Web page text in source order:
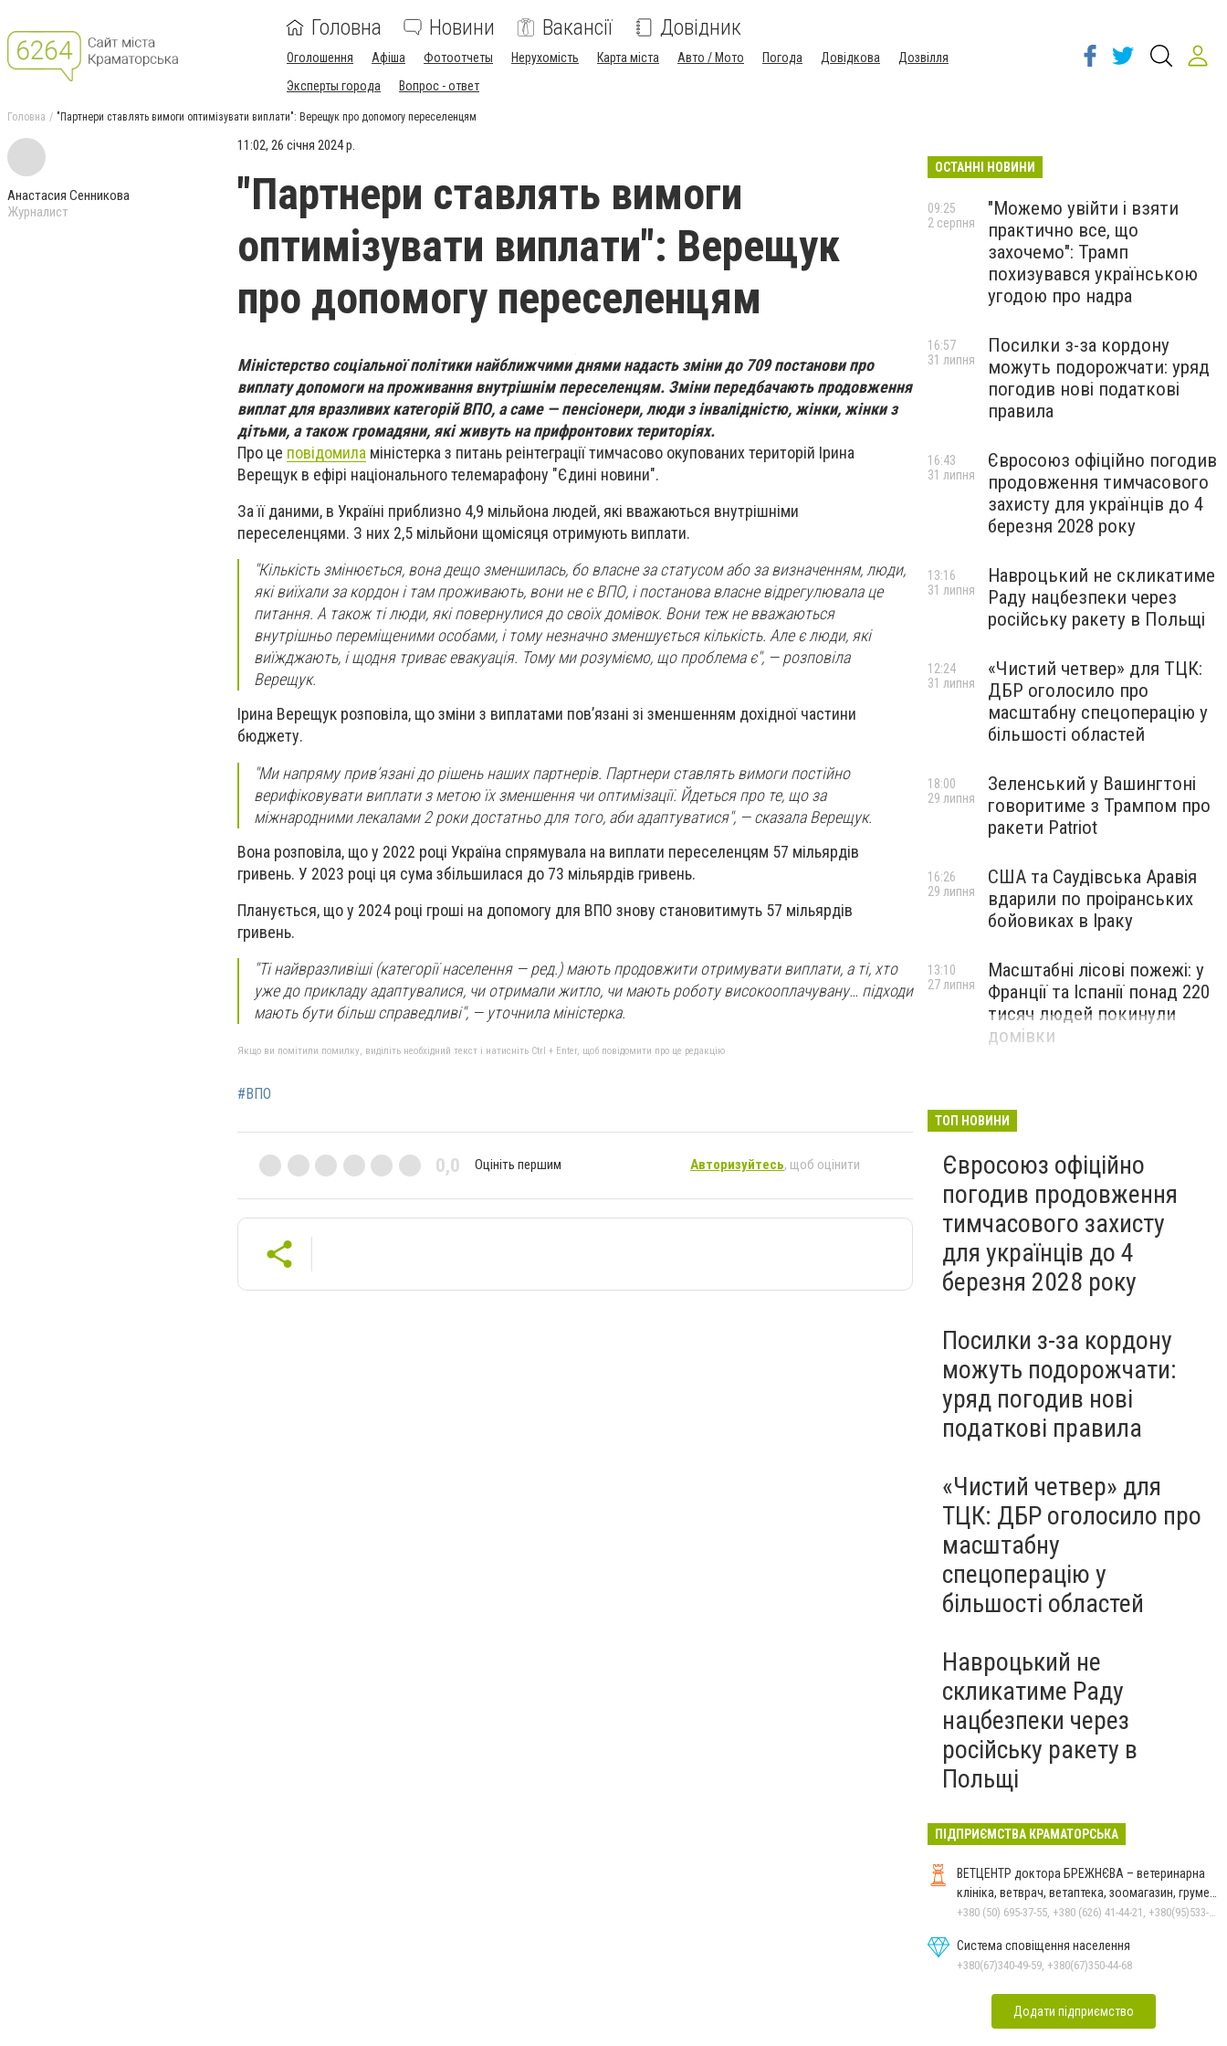
Головна Новини Вакансії Довідник
Оголошення Афіша Фотоотчеты Нерухомість Карта міста Авто / Мото Погода Довідкова
Дозвілля
Эксперты города
Вопрос - ответ
Головна "Партнери ставлять вимоги оптимізувати виплати": Верещук про допомогу переселенцям
Анастасия Сенникова
Журналист
11:02, 26 січня 2024 р.
"Партнери ставлять вимоги
оптимізувати виплати": Верещук
про допомогу переселенцям
Міністерство соціальної політики найближчими днями надасть зміни до 709 постанови про
виплату допомоги на проживання внутрішнім переселенцям. Зміни передбачають продовження
виплат для вразливих категорій ВПО, а саме — пенсіонери, люди з інвалідністю, жінки, жінки з
дітьми, а також громадяни, які живуть на прифронтових територіях.
Про це повідомила міністерка з питань реінтеграції тимчасово окупованих територій Ірина
Верещук в ефірі національного телемарафону "Єдині новини".
За її даними, в Україні приблизно 4,9 мільйона людей, які вважаються внутрішніми
переселенцями. З них 2,5 мільйони щомісяця отримують виплати.
"Кількість змінюється, вона дещо зменшилась, бо власне за статусом або за визначенням, люди,
які виїхали за кордон і там проживають, вони не є ВПО, і постанова власне відрегулювала це
питання. А також ті люди, які повернулися до своїх домівок. Вони теж не вважаються
внутрішньо переміщеними особами, і тому незначно зменшується кількість. Але є люди, які
виїжджають, і щодня триває евакуація. Тому ми розуміємо, що проблема є", — розповіла
Верещук.
Ірина Верещук розповіла, що зміни з виплатами пов’язані зі зменшенням дохідної частини
бюджету.
"Ми напряму прив’язані до рішень наших партнерів. Партнери ставлять вимоги постійно
верифіковувати виплати з метою їх зменшення чи оптимізації. Йдеться про те, що за
міжнародними лекалами 2 роки достатньо для того, аби адаптуватися", — сказала Верещук.
Вона розповіла, що у 2022 році Україна спрямувала на виплати переселенцям 57 мільярдів
гривень. У 2023 році ця сума збільшилася до 73 мільярдів гривень.
Планується, що у 2024 році гроші на допомогу для ВПО знову становитимуть 57 мільярдів
гривень.
"Ті найвразливіші (категорії населення — ред.) мають продовжити отримувати виплати, а ті, хто
уже до прикладу адаптувалися, чи отримали житло, чи мають роботу високооплачувану… підходи
мають бути більш справедливі", — уточнила міністерка.
Якщо ви помітили помилку, виділіть необхідний текст і натисніть Ctrl + Enter, щоб повідомити про це редакцію
#ВПО
0,0 Оцініть першим Авторизуйтесь, щоб оцінити
ОСТАННІ НОВИНИ
"Можемо увійти і взяти
практично все, що
захочемо": Трамп
похизувався українською
угодою про надра
09:25
2 серпня
Посилки з-за кордону
можуть подорожчати: уряд
погодив нові податкові
правила
16:57
31 липня
Євросоюз офіційно погодив
продовження тимчасового
захисту для українців до 4
березня 2028 року
16:43
31 липня
Навроцький не скликатиме
Раду нацбезпеки через
російську ракету в Польщі
13:16
31 липня
«Чистий четвер» для ТЦК:
ДБР оголосило про
масштабну спецоперацію у
більшості областей
12:24
31 липня
Зеленський у Вашингтоні
говоритиме з Трампом про
ракети Patriot
18:00
29 липня
США та Саудівська Аравія
вдарили по проіранських
бойовиках в Іраку
16:26
29 липня
Масштабні лісові пожежі: у
Франції та Іспанії понад 220
тисяч людей покинули
домівки
13:10
27 липня
ТОП НОВИНИ
Євросоюз офіційно
погодив продовження
тимчасового захисту
для українців до 4
березня 2028 року
Посилки з-за кордону
можуть подорожчати:
уряд погодив нові
податкові правила
«Чистий четвер» для
ТЦК: ДБР оголосило про
масштабну
спецоперацію у
більшості областей
Навроцький не
скликатиме Раду
нацбезпеки через
російську ракету в
Польщі
ПІДПРИЄМСТВА КРАМАТОРСЬКА
ВЕТЦЕНТР доктора БРЕЖНЄВА – ветеринарна
клініка, ветврач, ветаптека, зоомагазин, грумер,
стрижки.
+380 (50) 695-37-55, +380 (626) 41-44-21, +380(95)533-90-03
Система сповіщення населення
+380(67)340-49-59, +380(67)350-44-68
Додати підприємство